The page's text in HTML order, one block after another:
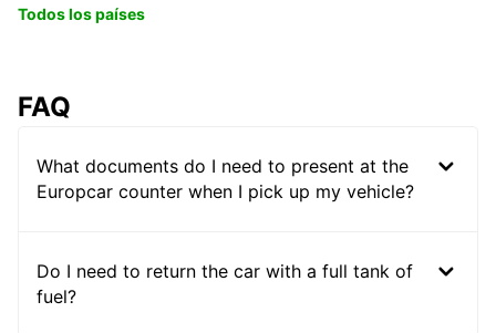
Todos los países
FAQ
What documents do I need to present at the
Europcar counter when I pick up my vehicle?
Do I need to return the car with a full tank of
fuel?